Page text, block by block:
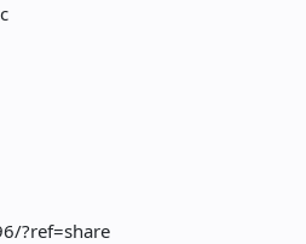
?ref=share